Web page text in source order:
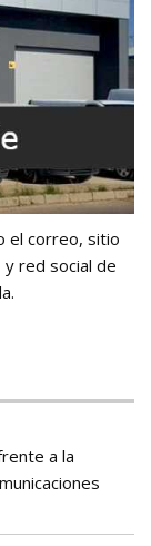
el correo, sitio
red social de
a la